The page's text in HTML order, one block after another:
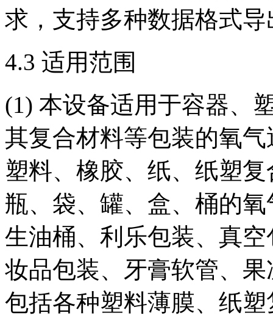
求，支持多种数据格式导
4.3 适用范围
(1) 本设备适用于容器、
其复合材料等包装的氧
塑料、橡胶、纸、纸塑
瓶、袋、罐、盒、桶的
生油桶、利乐包装、真
妆品包装、牙膏软管、
包括各种塑料薄膜、纸